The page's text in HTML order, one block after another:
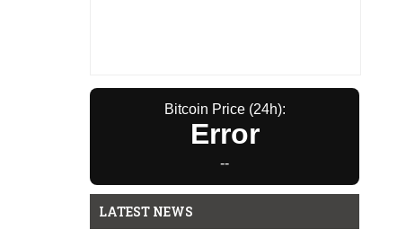
Bitcoin Price (24h):
Error
--
LATEST NEWS